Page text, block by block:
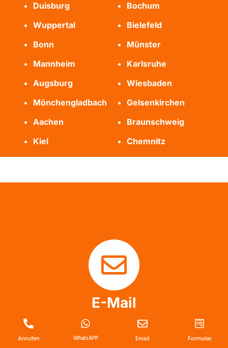
Duisburg
Bochum
Wuppertal
Bielefeld
Bonn
Münster
Mannheim
Karlsruhe
Augsburg
Wiesbaden
Mönchengladbach
Gelsenkirchen
Aachen
Braunschweig
Kiel
Chemnitz
E-Mail
info@messie-wohnung-profis.de
Anrufen WhatsAPP Email Formular